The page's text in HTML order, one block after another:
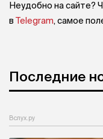
Неудобно на сайте?
в Telegram, самое
Последние
Вслух.ру